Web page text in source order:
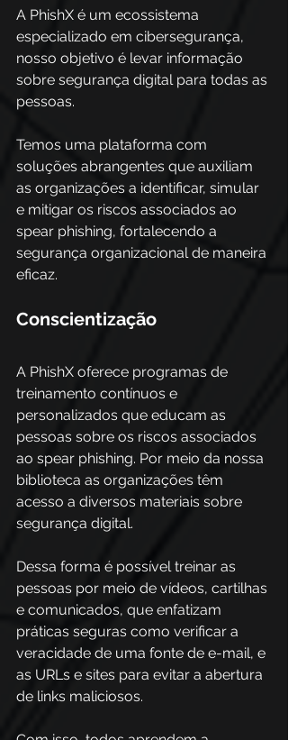
A PhishX é um ecossistema
especializado em cibersegurança,
nosso objetivo é levar informação
sobre segurança digital para todas as
pessoas.
Temos uma plataforma com
soluções abrangentes que auxiliam
as organizações a identificar, simular
e mitigar os riscos associados ao
spear phishing, fortalecendo a
segurança organizacional de maneira
eficaz.
Conscientização
A PhishX oferece programas de
treinamento contínuos e
personalizados que educam as
pessoas sobre os riscos associados
ao spear phishing. Por meio da nossa
biblioteca as organizações têm
acesso a diversos materiais sobre
segurança digital.
Dessa forma é possível treinar as
pessoas por meio de vídeos, cartilhas
e comunicados, que enfatizam
práticas seguras como verificar a
veracidade de uma fonte de e-mail, e
as URLs e sites para evitar a abertura
de links maliciosos.